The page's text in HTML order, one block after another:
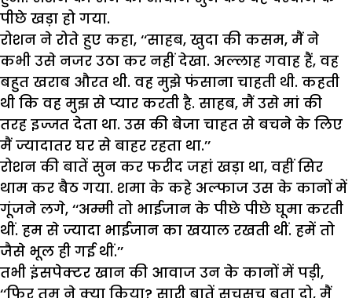
पीछे खड़ा हो गया.
रोशन ने रोते हुए कहा, ‘‘साहब, खुदा की कसम, मैं ने
कभी उसे नजर उठा कर नहीं देखा. अल्लाह गवाह हैं, वह
बहुत खराब औरत थी. वह मुझे फंसाना चाहती थी. कहती
थी कि वह मुझ से प्यार करती है. साहब, मैं उसे मां की
तरह इज्जत देता था. उस की बेजा चाहत से बचने के लिए
मैं ज्यादातर घर से बाहर रहता था.’’
रोशन की बातें सुन कर फरीद जहां खड़ा था, वहीं सिर
थाम कर बैठ गया. शमा के कहे अल्फाज उस के कानों में
गूंजने लगे, ‘‘अम्मी तो भाईजान के पीछे पीछे घूमा करती
थीं. हम से ज्यादा भाईजान का खयाल रखती थीं. हमें तो
जैसे भूल ही गई थीं.’’
तभी इंसपेक्टर खान की आवाज उन के कानों में पड़ी,
‘‘फिर तुम ने क्या किया? सारी बातें सचसच बता दो, मैं